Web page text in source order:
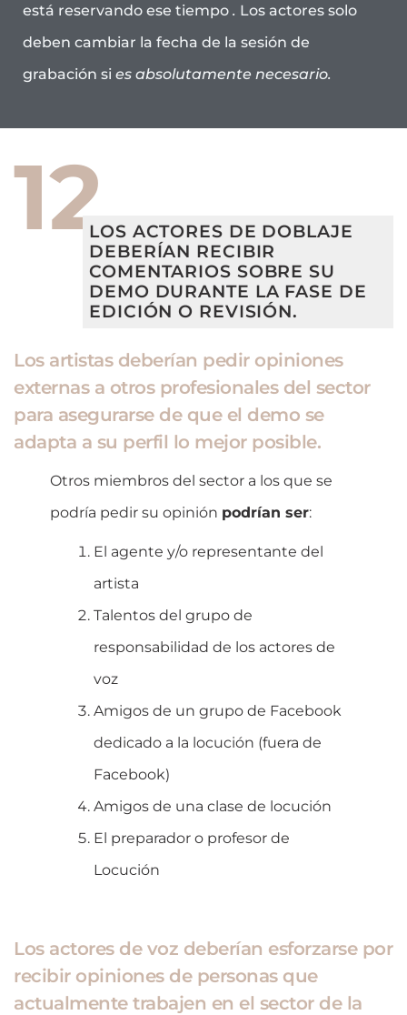
está reservando ese tiempo . Los actores solo
deben cambiar la fecha de la sesión de
grabación si es absolutamente necesario.
12LOS ACTORES DE DOBLAJE
DEBERÍAN RECIBIR
COMENTARIOS SOBRE SU
DEMO DURANTE LA FASE DE
EDICIÓN O REVISIÓN.
Los artistas deberían pedir opiniones
externas a otros profesionales del sector
para asegurarse de que el demo se
adapta a su perfil lo mejor posible.
Otros miembros del sector a los que se
podría pedir su opinión podrían ser:
El agente y/o representante del
artista
Talentos del grupo de
responsabilidad de los actores de
voz
Amigos de un grupo de Facebook
dedicado a la locución (fuera de
Facebook)
Amigos de una clase de locución
El preparador o profesor de
Locución
Los actores de voz deberían esforzarse por
recibir opiniones de personas que
actualmente trabajen en el sector de la